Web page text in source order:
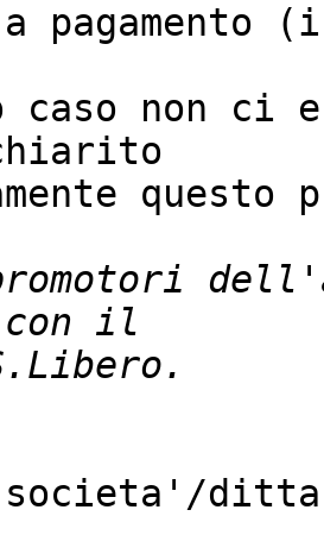
pagamento
caso non ci
questo
societa'/